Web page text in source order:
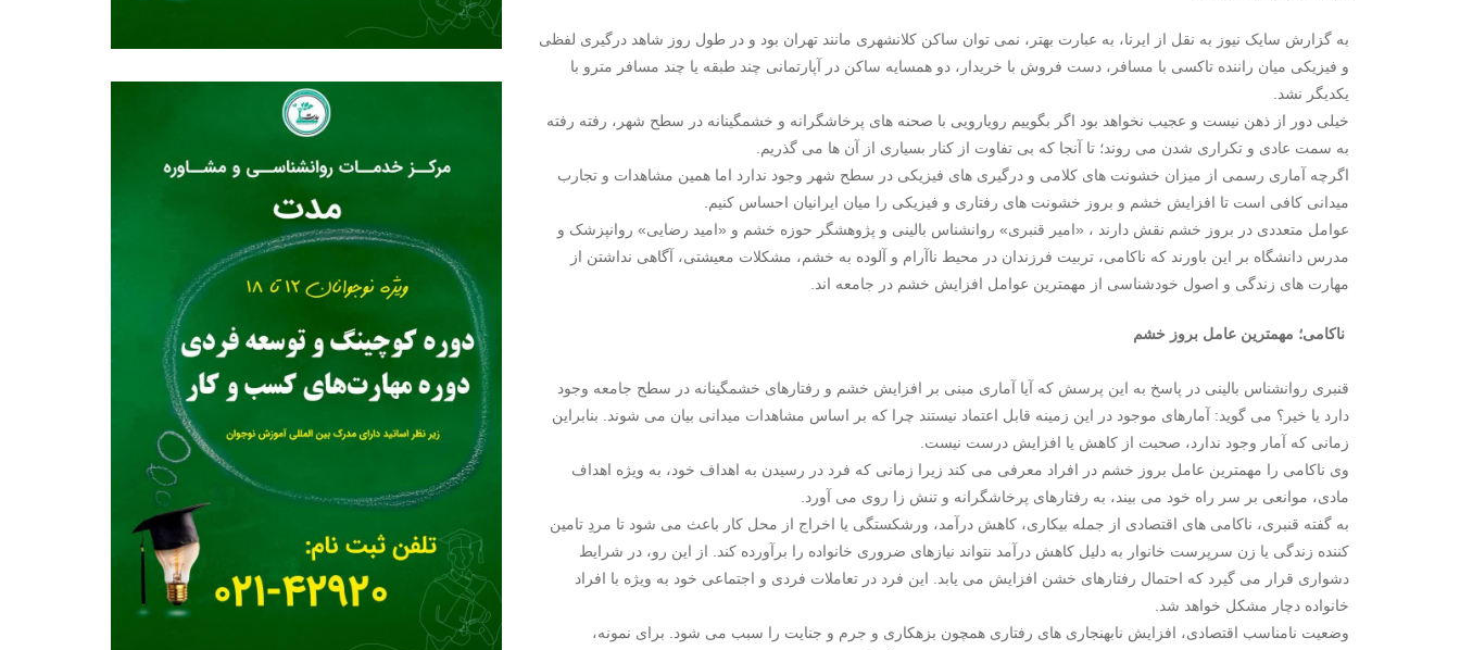
به گزارش سایک نیوز به نقل از ایرنا، به عبارت بهتر، نمی توان ساکن کلانشهری مانند تهران بود و در طول روز شاهد درگیری لفظی
و فیزیکی میان راننده تاکسی با مسافر، دست فروش با خریدار، دو همسایه ساکن در آپارتمانی چند طبقه یا چند مسافر مترو با
یکدیگر نشد.
خیلی دور از ذهن نیست و عجیب نخواهد بود اگر بگوییم رویارویی با صحنه های پرخاشگرانه و خشمگینانه در سطح شهر، رفته رفته
به سمت عادی و تکراری شدن می روند؛ تا آنجا که بی تفاوت از کنار بسیاری از آن ها می گذریم.
اگرچه آماری رسمی از میزان خشونت های کلامی و درگیری های فیزیکی در سطح شهر وجود ندارد اما همین مشاهدات و تجارب
میدانی کافی است تا افزایش خشم و بروز خشونت های رفتاری و فیزیکی را میان ایرانیان احساس کنیم.
عوامل متعددی در بروز خشم نقش دارند ، «امیر قنبری» روانشناس بالینی و پژوهشگر حوزه خشم و «امید رضایی» روانپزشک و
مدرس دانشگاه بر این باورند که ناکامی، تربیت فرزندان در محیط ناآرام و آلوده به خشم، مشکلات معیشتی، آگاهی نداشتن از
مهارت های زندگی و اصول خودشناسی از مهمترین عوامل افزایش خشم در جامعه اند.
ناکامی؛ مهمترین عامل بروز خشم
قنبری روانشناس بالینی در پاسخ به این پرسش که آیا آماری مبنی بر افزایش خشم و رفتارهای خشمگینانه در سطح جامعه وجود
دارد یا خیر؟ می گوید: آمارهای موجود در این زمینه قابل اعتماد نیستند چرا که بر اساس مشاهدات میدانی بیان می شوند. بنابراین
زمانی که آمار وجود ندارد، صحبت از کاهش یا افزایش درست نیست.
وی ناکامی را مهمترین عامل بروز خشم در افراد معرفی می کند زیرا زمانی که فرد در رسیدن به اهداف خود، به ویژه اهداف
مادی، موانعی بر سر راه خود می بیند، به رفتارهای پرخاشگرانه و تنش زا روی می آورد.
به گفته قنبری، ناکامی های اقتصادی از جمله بیکاری، کاهش درآمد، ورشکستگی یا اخراج از محل کار باعث می شود تا مردِ تامین
کننده زندگی یا زن سرپرست خانوار به دلیل کاهش درآمد نتواند نیازهای ضروری خانواده را برآورده کند. از این رو، در شرایط
دشواری قرار می گیرد که احتمال رفتارهای خشن افزایش می یابد. این فرد در تعاملات فردی و اجتماعی خود به ویژه با افراد
خانواده دچار مشکل خواهد شد.
وضعیت نامناسب اقتصادی، افزایش نابهنجاری های رفتاری همچون بزهکاری و جرم و جنایت را سبب می شود. برای نمونه،